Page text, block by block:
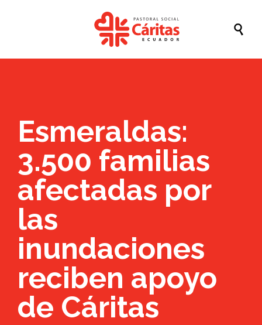

Esmeraldas:
3.500 familias
afectadas por
las
inundaciones
reciben apoyo
de Cáritas